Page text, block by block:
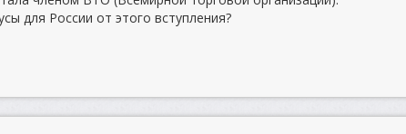
для России от этого вступления?